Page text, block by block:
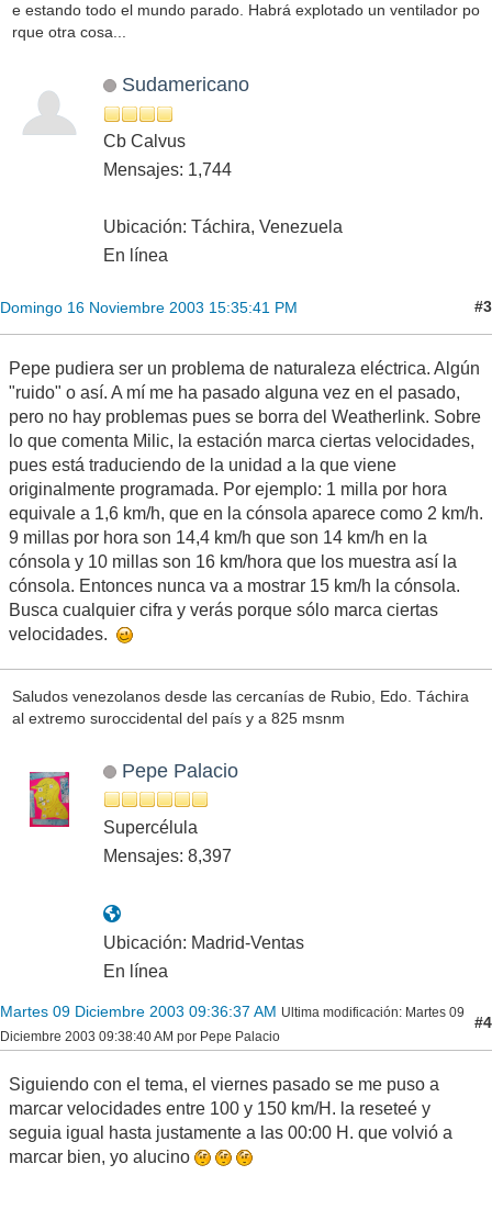
e estando todo el mundo parado. Habrá explotado un ventilador po
rque otra cosa...
Sudamericano
Cb Calvus
Mensajes: 1,744
Ubicación: Táchira, Venezuela
En línea
Domingo 16 Noviembre 2003 15:35:41 PM #3
Pepe pudiera ser un problema de naturaleza eléctrica. Algún
"ruido" o así. A mí me ha pasado alguna vez en el pasado,
pero no hay problemas pues se borra del Weatherlink. Sobre
lo que comenta Milic, la estación marca ciertas velocidades,
pues está traduciendo de la unidad a la que viene
originalmente programada. Por ejemplo: 1 milla por hora
equivale a 1,6 km/h, que en la cónsola aparece como 2 km/h.
9 millas por hora son 14,4 km/h que son 14 km/h en la
cónsola y 10 millas son 16 km/hora que los muestra así la
cónsola. Entonces nunca va a mostrar 15 km/h la cónsola.
Busca cualquier cifra y verás porque sólo marca ciertas
velocidades.
Saludos venezolanos desde las cercanías de Rubio, Edo. Táchira
al extremo suroccidental del país y a 825 msnm
Pepe Palacio
Supercélula
Mensajes: 8,397
Ubicación: Madrid-Ventas
En línea
Martes 09 Diciembre 2003 09:36:37 AM Ultima modificación: Martes 09
Diciembre 2003 09:38:40 AM por Pepe Palacio
#4
Siguiendo con el tema, el viernes pasado se me puso a
marcar velocidades entre 100 y 150 km/H. la reseteé y
seguia igual hasta justamente a las 00:00 H. que volvió a
marcar bien, yo alucino